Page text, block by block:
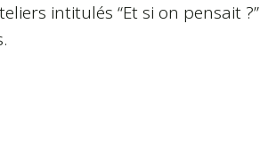
intitulés “Et si on pensait ?”